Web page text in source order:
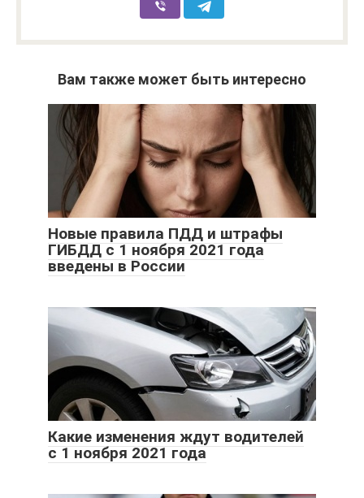
Вам также может быть интересно
Новые правила ПДД и штрафы
ГИБДД с 1 ноября 2021 года
введены в России
Какие изменения ждут водителей
с 1 ноября 2021 года